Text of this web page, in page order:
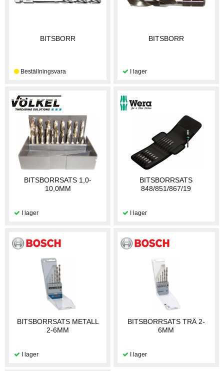
BITSBORR BITSBORR
BITSBORRSATS 1,0-
10,0MM
BITSBORRSATS
848/851/867/19
BITSBORRSATS METALL
2-6MM
BITSBORRSATS TRÄ 2-
6MM